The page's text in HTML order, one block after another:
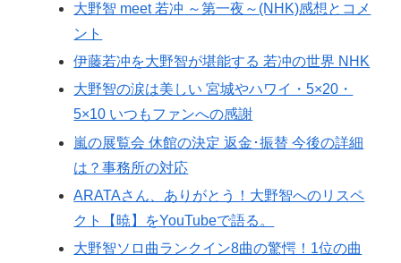
大野智 meet 若冲 ～第一夜～(NHK)感想とコメ
ント
伊藤若冲を大野智が堪能する 若冲の世界 NHK
大野智の涙は美しい 宮城やハワイ・5×20・
5×10 いつもファンへの感謝
嵐の展覧会 休館の決定 返金･振替 今後の詳細
は？事務所の対応
ARATAさん、ありがとう！大野智へのリスペ
クト【暁】をYouTubeで語る。
大野智ソロ曲ランクイン8曲の驚愕！1位の曲